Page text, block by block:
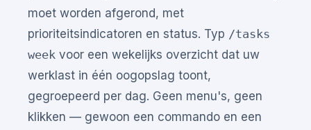
moet worden afgerond, met
prioriteitsindicatoren en status. Typ /tasks
week voor een wekelijks overzicht dat uw
werklast in één oogopslag toont,
gegroepeerd per dag. Geen menu's, geen
klikken — gewoon een commando en een